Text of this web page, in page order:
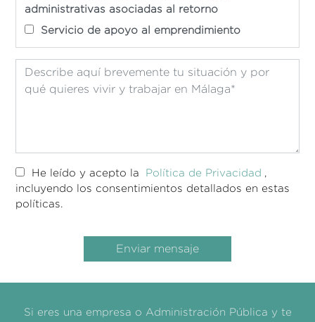
administrativas asociadas al retorno
Servicio de apoyo al emprendimiento
He leído y acepto la Política de Privacidad ,
incluyendo los consentimientos detallados en estas
políticas.
Enviar mensaje
Si eres una empresa o Administración Pública y te